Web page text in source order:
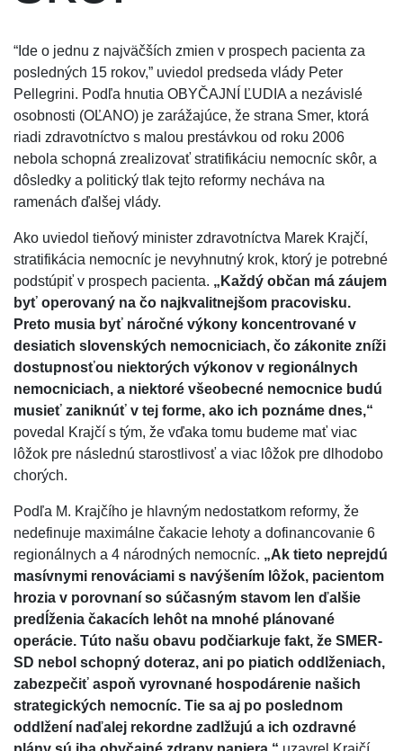
“Ide o jednu z najväčších zmien v prospech pacienta za
posledných 15 rokov,” uviedol predseda vlády Peter
Pellegrini. Podľa hnutia OBYČAJNÍ ĽUDIA a nezávislé
osobnosti (OĽANO) je zarážajúce, že strana Smer, ktorá
riadi zdravotníctvo s malou prestávkou od roku 2006
nebola schopná zrealizovať stratifikáciu nemocníc skôr, a
dôsledky a politický tlak tejto reformy necháva na
ramenách ďalšej vlády.
Ako uviedol tieňový minister zdravotníctva Marek Krajčí,
stratifikácia nemocníc je nevyhnutný krok, ktorý je potrebné
podstúpiť v prospech pacienta. „Každý občan má záujem
byť operovaný na čo najkvalitnejšom pracovisku.
Preto musia byť náročné výkony koncentrované v
desiatich slovenských nemocniciach, čo zákonite zníži
dostupnosťou niektorých výkonov v regionálnych
nemocniciach, a niektoré všeobecné nemocnice budú
musieť zaniknúť v tej forme, ako ich poznáme dnes,“
povedal Krajčí s tým, že vďaka tomu budeme mať viac
lôžok pre následnú starostlivosť a viac lôžok pre dlhodobo
chorých.
Podľa M. Krajčího je hlavným nedostatkom reformy, že
nedefinuje maximálne čakacie lehoty a dofinancovanie 6
regionálnych a 4 národných nemocníc. „Ak tieto neprejdú
masívnymi renováciami s navýšením lôžok, pacientom
hrozia v porovnaní so súčasným stavom len ďalšie
predĺženia čakacích lehôt na mnohé plánované
operácie. Túto našu obavu podčiarkuje fakt, že SMER-
SD nebol schopný doteraz, ani po piatich oddlženiach,
zabezpečiť aspoň vyrovnané hospodárenie našich
strategických nemocníc. Tie sa aj po poslednom
oddlžení naďalej rekordne zadlžujú a ich ozdravné